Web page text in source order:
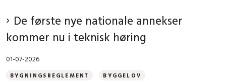
De første nye nationale annekser
kommer nu i teknisk høring
01-07-2026
BYGNINGSREGLEMENT BYGGELOV